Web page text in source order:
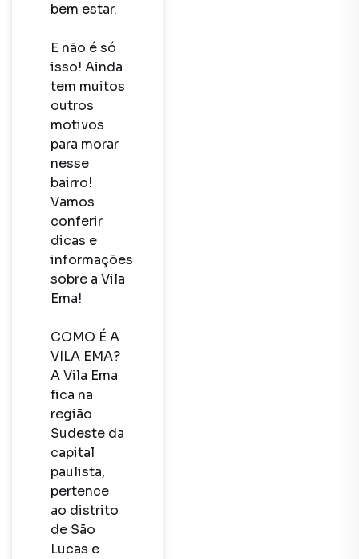
bem estar.
E não é só
isso! Ainda
tem muitos
outros
motivos
para morar
nesse
bairro!
Vamos
conferir
dicas e
informações
sobre a Vila
Ema!
COMO É A
VILA EMA?
A Vila Ema
fica na
região
Sudeste da
capital
paulista,
pertence
ao distrito
de São
Lucas e